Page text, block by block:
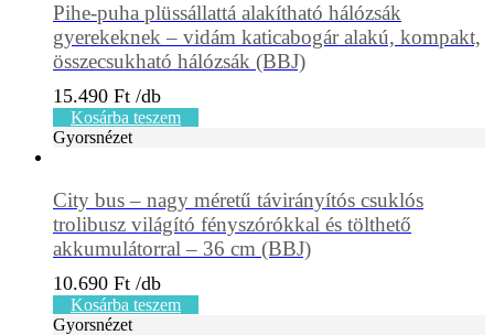
Pihe-puha plüssállattá alakítható hálózsák
gyerekeknek – vidám katicabogár alakú, kompakt,
összecsukható hálózsák (BBJ)
15.490 Ft
Kosárba teszem
Gyorsnézet
City bus – nagy méretű távirányítós csuklós
trolibusz világító fényszórókkal és tölthető
akkumulátorral – 36 cm (BBJ)
10.690 Ft
Kosárba teszem
Gyorsnézet